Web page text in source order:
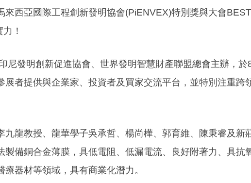
西亞國際工程創新發明協會(PiENVEX)特別獎與大會
！
尼發明創新促進協會、世界發明智慧財產聯盟總會主辦，
者提供與企業家、投資者及買家交流平台，並特別注重
龍教授、龍華學子吳承哲、楊尚樺、郭育維、陳秉睿及
備銅合金薄膜，具低電阻、低漏電流、良好附著力、具抗
器材等領域，具有商業化潛力。